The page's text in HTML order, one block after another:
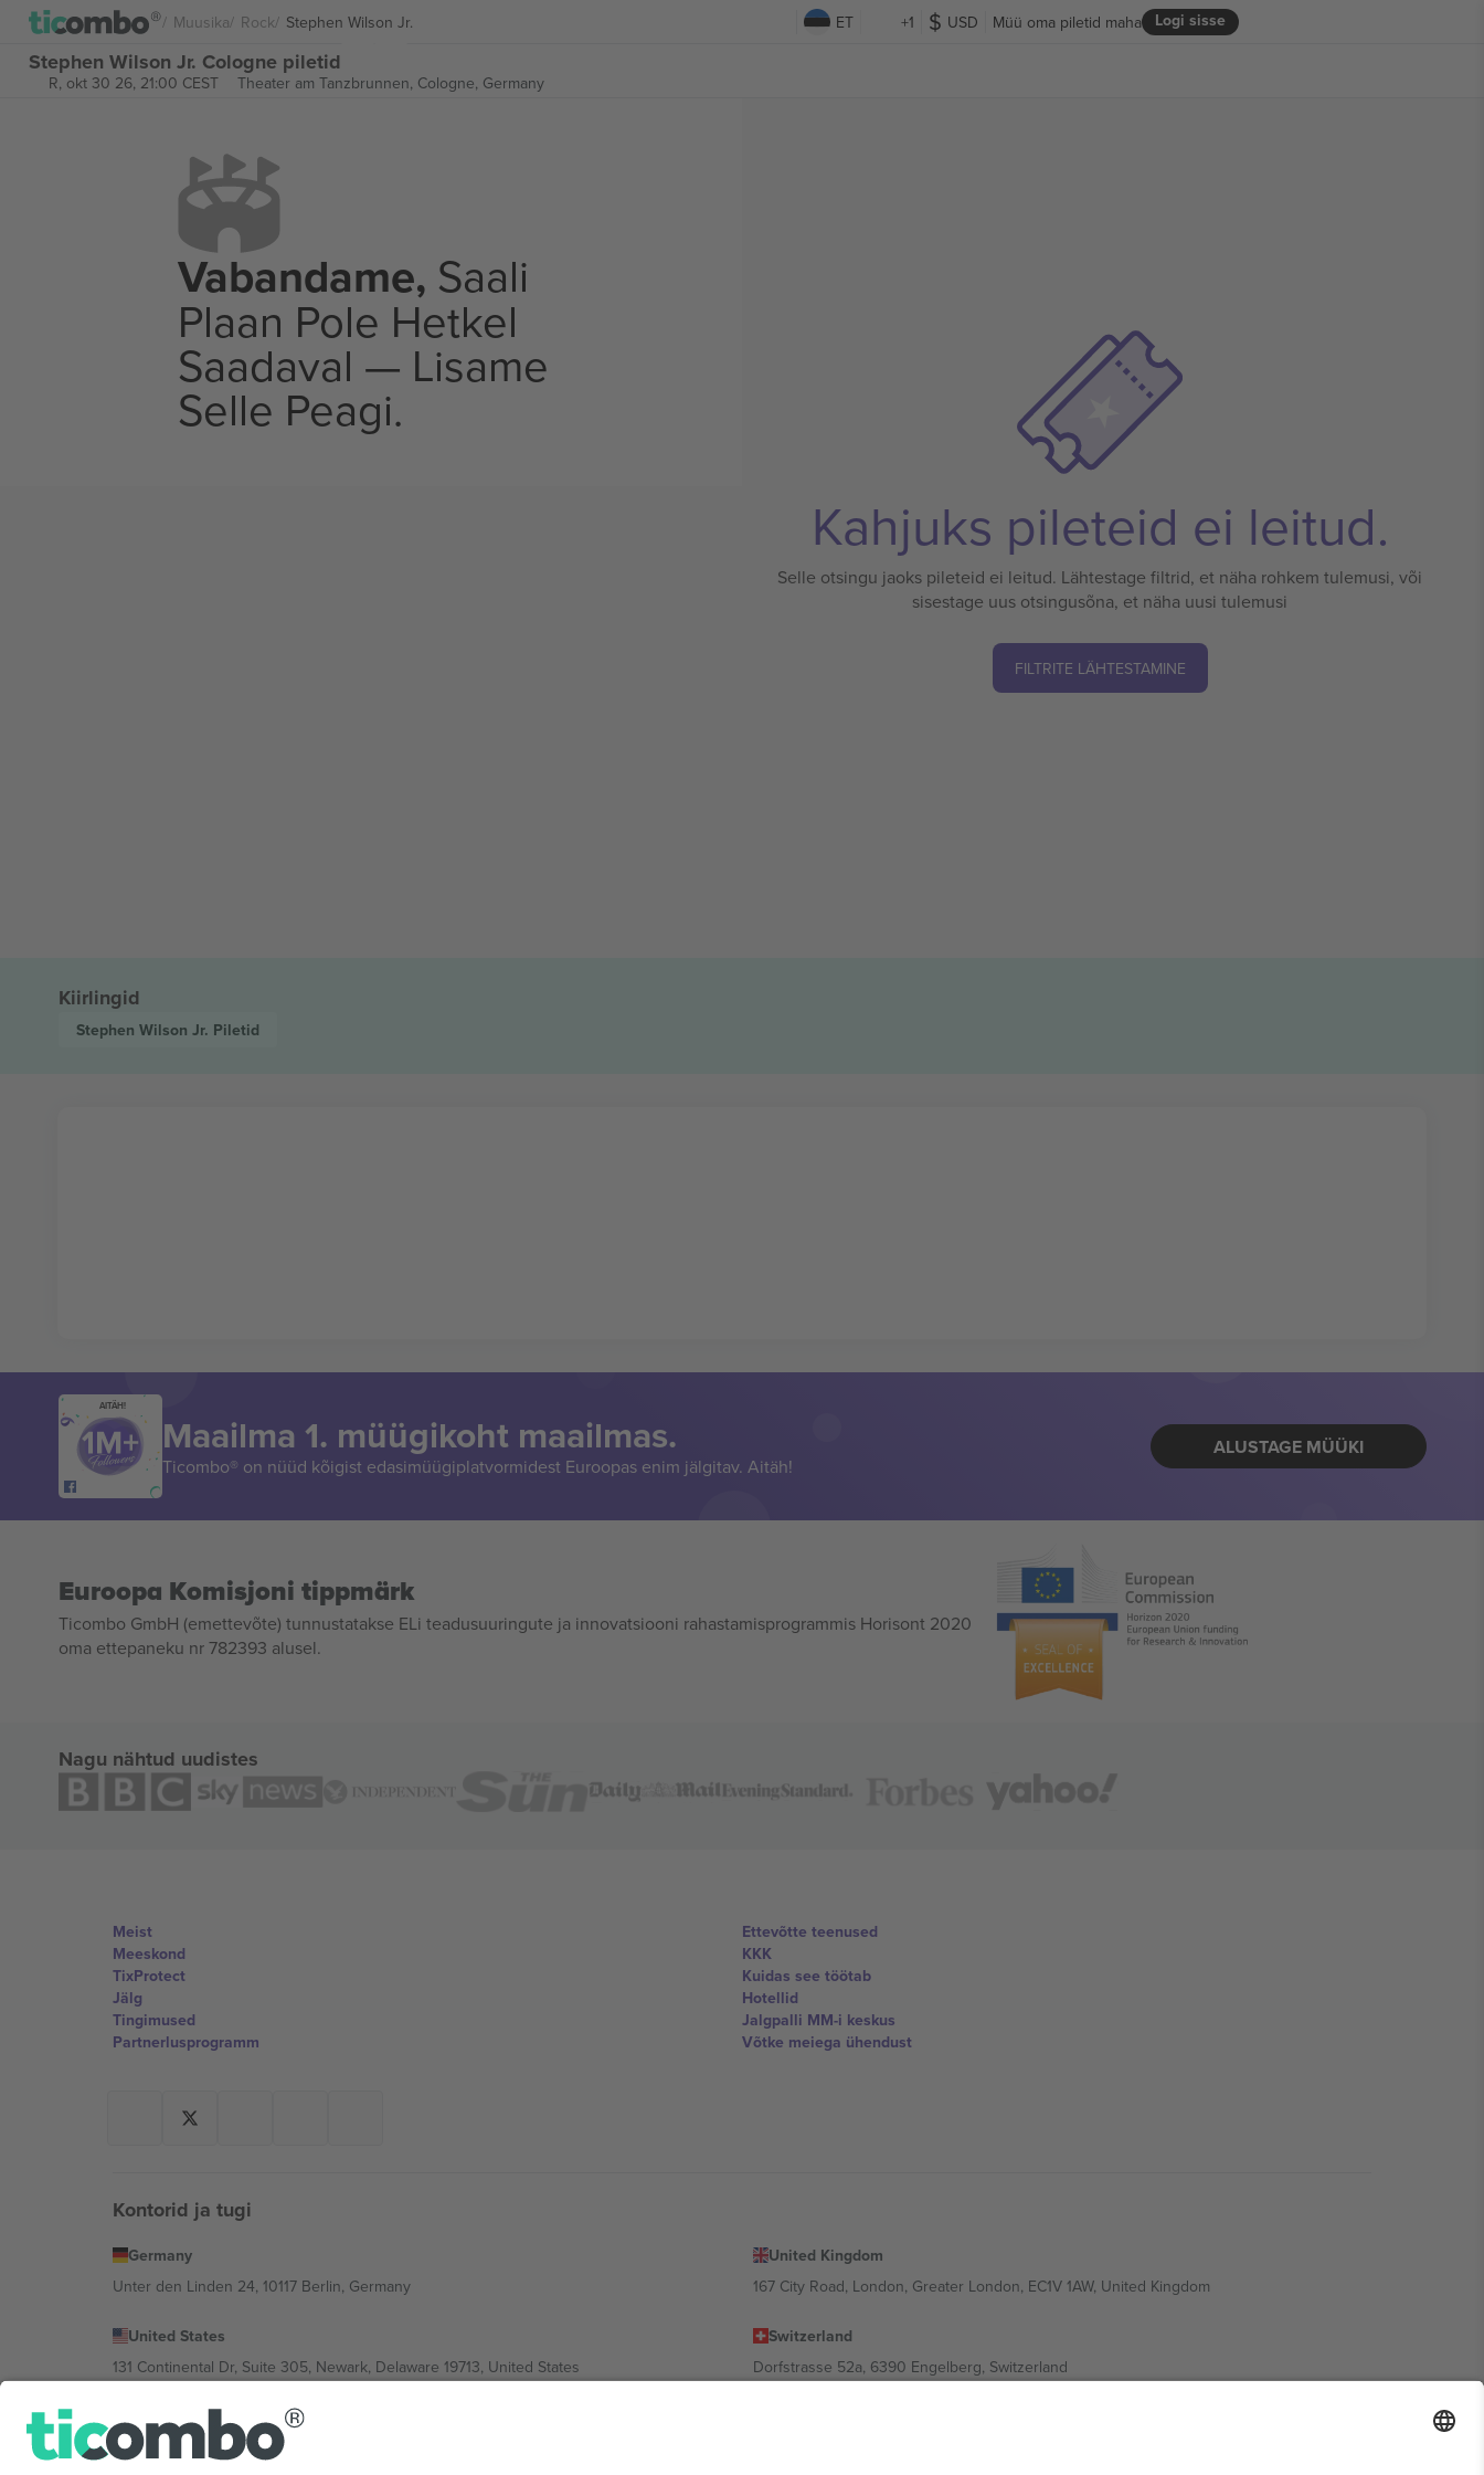
Muusika Rock Stephen Wilson Jr. ET +1 USD Logi sisse
Müü oma piletid maha
Stephen Wilson Jr. Cologne piletid
R, okt 30 26, 21:00 CEST Theater am Tanzbrunnen, Cologne, Germany
Vabandame, Saali
Plaan Pole Hetkel
Saadaval — Lisame
Selle Peagi.
Kahjuks pileteid ei leitud.
Selle otsingu jaoks pileteid ei leitud. Lähtestage filtrid, et näha rohkem tulemusi, või
sisestage uus otsingusõna, et näha uusi tulemusi
FILTRITE LÄHTESTAMINE
Kiirlingid
Stephen Wilson Jr. Piletid
AITÄH!
Maailma 1. müügikoht maailmas.
Ticombo® on nüüd kõigist edasimüügiplatvormidest Euroopas enim jälgitav. Aitäh!
ALUSTAGE MÜÜKI
Euroopa Komisjoni tippmärk
Ticombo GmbH (emettevõte) tunnustatakse ELi teadusuuringute ja innovatsiooni rahastamisprogrammis Horisont 2020
oma ettepaneku nr 782393 alusel.
Nagu nähtud uudistes
Meist
Meeskond
TixProtect
Jälg
Tingimused
Partnerlusprogramm
Ettevõtte teenused
KKK
Kuidas see töötab
Hotellid
Jalgpalli MM-i keskus
Võtke meiega ühendust
Kontorid ja tugi
Germany
Unter den Linden 24, 10117 Berlin, Germany
United Kingdom
167 City Road, London, Greater London, EC1V 1AW, United Kingdom
United States
131 Continental Dr, Suite 305, Newark, Delaware 19713, United States
Switzerland
Dorfstrasse 52a, 6390 Engelberg, Switzerland
Bulgaria
Regus Sofia City West, bul Totleben 53-55, 1606 Sofia, Bulgaria